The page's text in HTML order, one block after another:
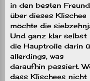
in den besten
über dieses Klischee
möchte die
Und ganz klar selbst
die Hauptrolle darin
allerdings, was
daraufhin passiert.
dass Klischees nicht